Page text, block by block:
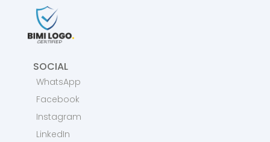
SOCIAL
WhatsApp
Facebook
Instagram
LinkedIn